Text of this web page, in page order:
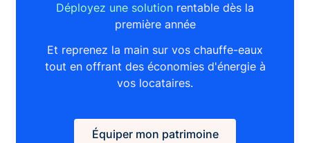
Déployez une solution rentable dès la
première année
Et reprenez la main sur vos chauffe-eaux
tout en offrant des économies d'énergie à
vos locataires.
Équiper mon patrimoine
Équiper mon patrimoine